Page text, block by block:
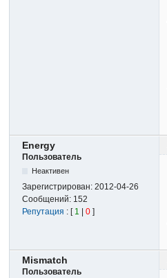
Energy
Пользователь
Неактивен
Зарегистрирован:2012-04-26
Сообщений: 152
Репутация : [ 1 |0 ]
Mismatch
Пользователь